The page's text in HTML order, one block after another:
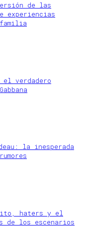
de las
experiencias
el verdadero
la inesperada
haters y el
de los escenarios